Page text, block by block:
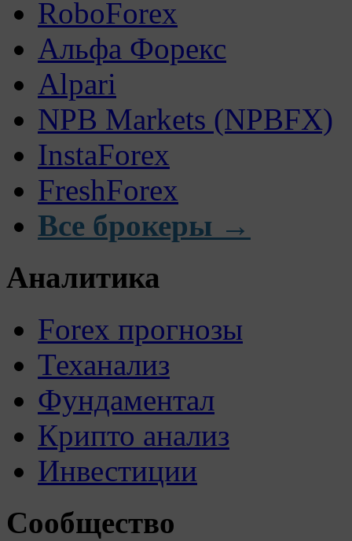
RoboForex
Альфа Форекс
Alpari
NPB Markets (NPBFX)
InstaForex
FreshForex
Все брокеры →
Аналитика
Forex прогнозы
Теханализ
Фундаментал
Крипто анализ
Инвестиции
Сообщество